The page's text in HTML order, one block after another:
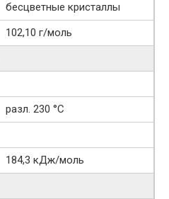
бесцветные кристаллы
102,10 г/моль
разл. 230 °C
184,3 кДж/моль